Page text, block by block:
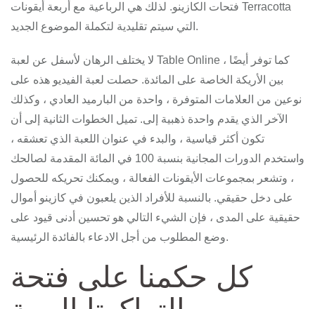
فتحات الكازينو. لذلك هي الرباعية مع أربعة أيقونات Terracotta
التي سيتم تقليدية لتكملة الموضوع الجديد.
لا يختلف الرهان لأسفل عن لعبة Table Online ، كما توفر أيضًا
بين الأريكة الخاصة على المائدة. حصلت لعبة الفيديو هذه على
نوعين من العلامات المتوفرة ، واحدة من البارميد العادي ، وكذلك
الآخر الذي يقدم واحدة ذهبية إلى. تميل الخطوات الثانية إلى أن
تكون أكثر قياسية ، والبدء في عنوان اللعبة الذي تعشقه ،
واستخدم الدورات المجانية بنسبة 100 في المائة المقدمة لصالحك
، وتشعر بمجموعات الأيقونات الفعالة ، ويمكنك تحريكه للحصول
على دخل حقيقي. بالنسبة للأفراد الذين يلعبون في كازينو أموال
حقيقية على المدى ، فإن الشيء التالي هو تحسين أدنى قيود على
وضع المطلوب من أجل الادعاء بالفائدة الرئيسية.
كل حكمنا على فتحة